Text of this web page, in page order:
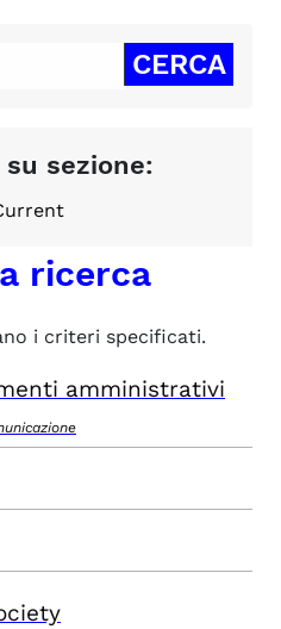
sezione:
ricerca
i criteri specificati.
amministrativi